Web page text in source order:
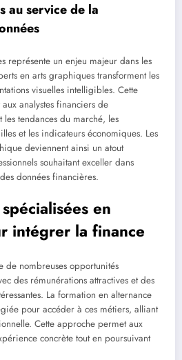
au service de la
représente un enjeu majeur dans les
en arts graphiques transforment les
visuelles intelligibles. Cette
analystes financiers de
tendances du marché, les
et les indicateurs économiques. Les
deviennent ainsi un atout
souhaitant exceller dans
données financières.
en
intégrer la finance
de nombreuses opportunités
des rémunérations attractives et des
La formation en alternance
pour accéder à ces métiers, alliant
Cette approche permet aux
concrète tout en poursuivant